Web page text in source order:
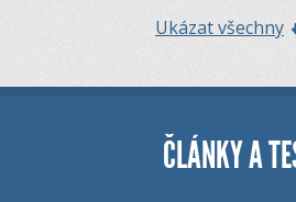
Ukázat všechny
ČLÁNKY A